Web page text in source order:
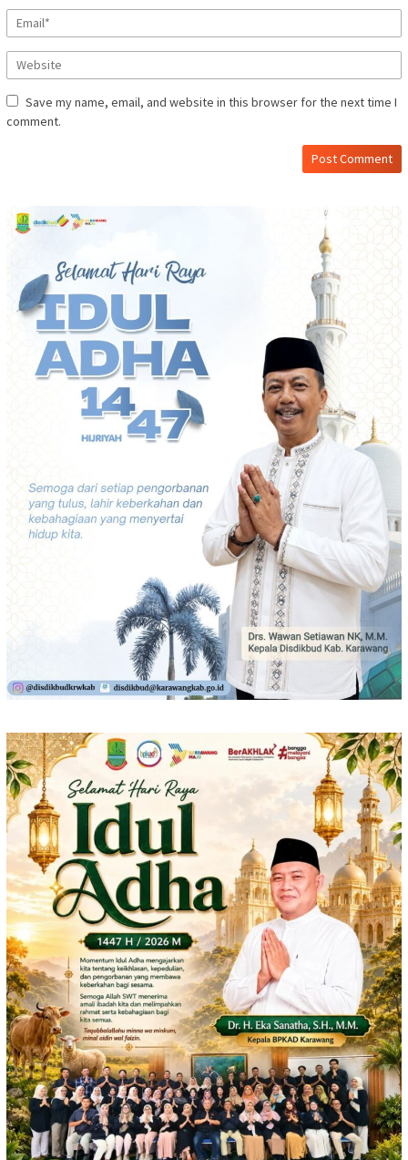
Save my name, email, and website in this browser for the next time I
comment.